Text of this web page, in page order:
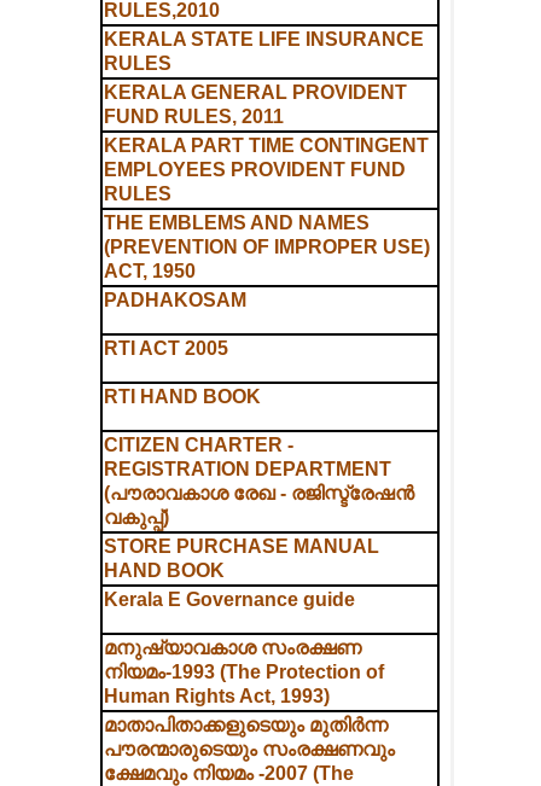
RULES,2010
KERALA STATE LIFE INSURANCE
RULES
KERALA GENERAL PROVIDENT
FUND RULES, 2011
KERALA PART TIME CONTINGENT
EMPLOYEES PROVIDENT FUND
RULES
THE EMBLEMS AND NAMES
(PREVENTION OF IMPROPER USE)
ACT, 1950
PADHAKOSAM
RTI ACT 2005
RTI HAND BOOK
CITIZEN CHARTER -
REGISTRATION DEPARTMENT
(പൗരാവകാശ രേഖ - രജിസ്ട്രേഷൻ
വകുപ്പ്)
STORE PURCHASE MANUAL
HAND BOOK
Kerala E Governance guide
മനുഷ്യാവകാശ സംരക്ഷണ
നിയമം-1993 (The Protection of
Human Rights Act, 1993)
മാതാപിതാക്കളുടെയും മുതിർന്ന
പൗരന്മാരുടെയും സംരക്ഷണവും
ക്ഷേമവും നിയമം -2007 (The